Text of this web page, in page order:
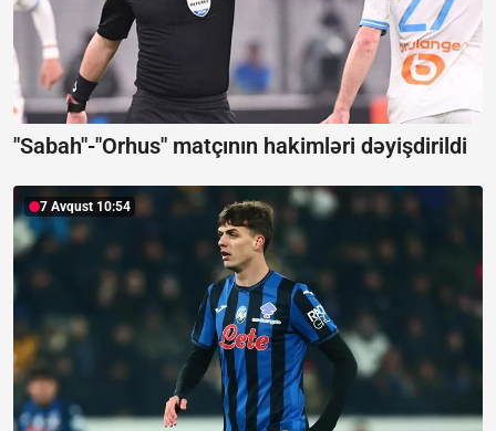
"Sabah"-"Orhus" matçının hakimləri dəyişdirildi
7 Avqust 10:54